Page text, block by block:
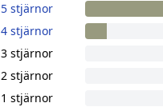
5 stjärnor
4 stjärnor
3 stjärnor
2 stjärnor
1 stjärnor